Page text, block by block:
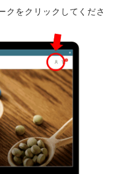
をクリックしてくださ